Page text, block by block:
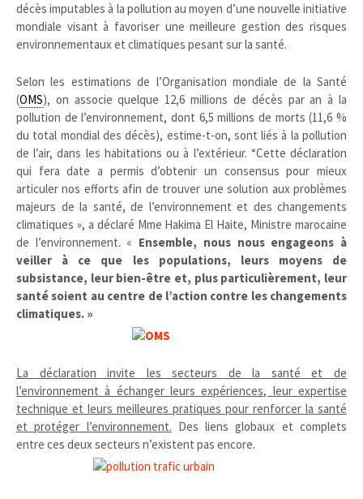
décès imputables à la pollution au moyen d’une nouvelle initiative
mondiale visant à favoriser une meilleure gestion des risques
environnementaux et climatiques pesant sur la santé.
Selon les estimations de l’Organisation mondiale de la Santé
(OMS), on associe quelque 12,6 millions de décès par an à la
pollution de l’environnement, dont 6,5 millions de morts (11,6 %
du total mondial des décès), estime-t-on, sont liés à la pollution
de l’air, dans les habitations ou à l’extérieur. “Cette déclaration
qui fera date a permis d’obtenir un consensus pour mieux
articuler nos efforts afin de trouver une solution aux problèmes
majeurs de la santé, de l’environnement et des changements
climatiques », a déclaré Mme Hakima El Haite, Ministre marocaine
de l’environnement. « Ensemble, nous nous engageons à
veiller à ce que les populations, leurs moyens de
subsistance, leur bien-être et, plus particulièrement, leur
santé soient au centre de l’action contre les changements
climatiques. »
La déclaration invite les secteurs de la santé et de
l’environnement à échanger leurs expériences, leur expertise
technique et leurs meilleures pratiques pour renforcer la santé
et protéger l’environnement. Des liens globaux et complets
entre ces deux secteurs n’existent pas encore.